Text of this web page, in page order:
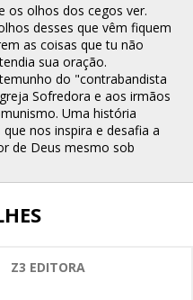
os olhos dos cegos ver.
desses que vêm fiquem
as coisas que tu não
sua oração.
do "contrabandista
Sofredora e aos irmãos
Uma história
nos inspira e desafia a
de Deus mesmo sob
Z3 EDITORA